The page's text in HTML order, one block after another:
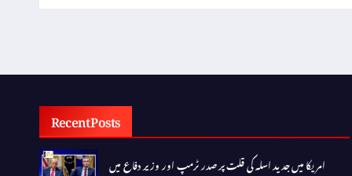
Recent Posts
امریکا میں جدید اسلہ کی قلت پر صدر ٹرمپ اور وزیر دفاع میں